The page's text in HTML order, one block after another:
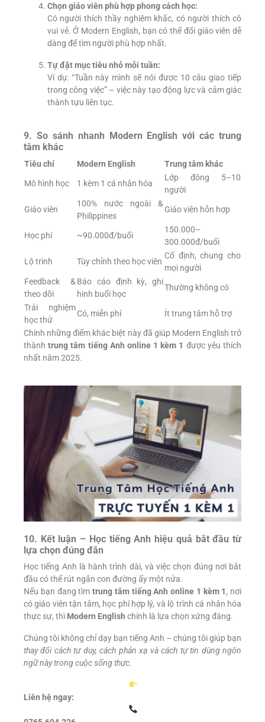
Chọn giáo viên phù hợp phong cách học:
Có người thích thầy nghiêm khắc, có người thích cô
vui vẻ. Ở Modern English, bạn có thể đổi giáo viên dễ
dàng để tìm người phù hợp nhất.
Tự đặt mục tiêu nhỏ mỗi tuần:
Ví dụ: “Tuần này mình sẽ nói được 10 câu giao tiếp
trong công việc” – việc này tạo động lực và cảm giác
thành tựu liên tục.
9. So sánh nhanh Modern English với các trung
tâm khác
Tiêu chí Modern English Trung tâm khác
Mô hình học 1 kèm 1 cá nhân hóa
Lớp đông 5–10
người
Giáo viên
100% nước ngoài &
Philippines
Giáo viên hỗn hợp
Học phí ~90.000đ/buổi
150.000–
300.000đ/buổi
Lộ trình Tùy chỉnh theo học viên
Cố định, chung cho
mọi người
Feedback &
theo dõi
Báo cáo định kỳ, ghi
hình buổi học
Thường không có
Trải nghiệm
học thử
Có, miễn phí Ít trung tâm hỗ trợ
Chính những điểm khác biệt này đã giúp Modern English trở
thànhtrung tâm tiếng Anh online 1 kèm 1 được yêu thích
nhất năm 2025.
10. Kết luận – Học tiếng Anh hiệu quả bắt đầu từ
lựa chọn đúng đắn
Học tiếng Anh là hành trình dài, và việc chọn đúng nơi bắt
đầu có thể rút ngắn con đường ấy một nửa.
Nếu bạn đang tìm trung tâm tiếng Anh online 1 kèm 1, nơi
có giáo viên tận tâm, học phí hợp lý, và lộ trình cá nhân hóa
thực sự, thì Modern English chính là lựa chọn xứng đáng.
Chúng tôi không chỉ dạy bạn tiếng Anh – chúng tôi giúp bạn
thay đổi cách tư duy, cách phản xạ và cách tự tin dùng ngôn
ngữ này trong cuộc sống thực.
Liên hệ ngay: